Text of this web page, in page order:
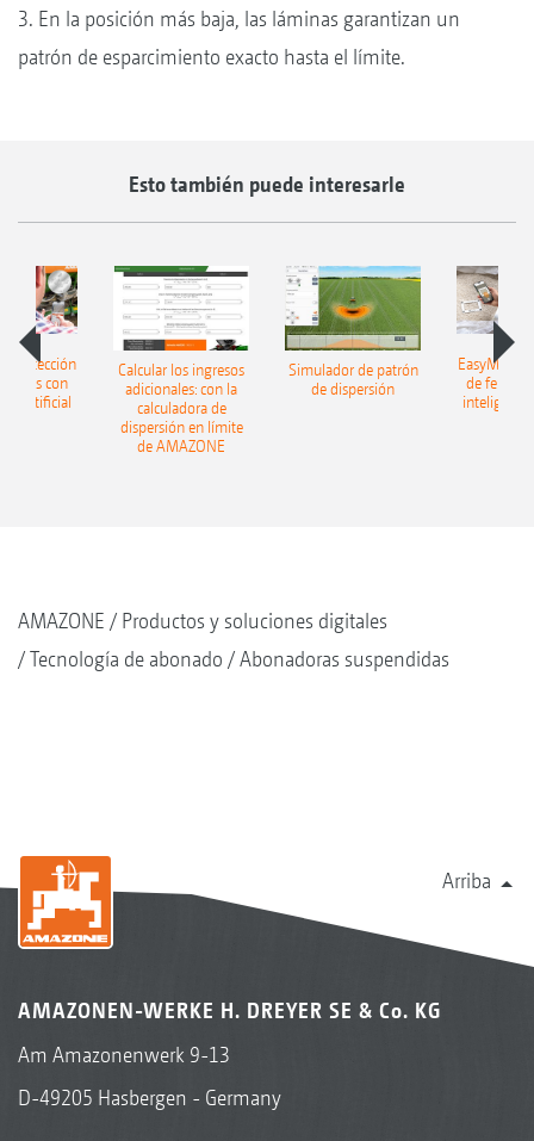
3. En la posición más baja, las láminas garantizan un
patrón de esparcimiento exacto hasta el límite.
Esto también puede interesarle
detección
con
artificial
Calcular los ingresos
adicionales: con la
calculadora de
dispersión en límite
de AMAZONE
Simulador de patrón
de dispersión
EasyMatch:
de
AMAZONE
Productos y soluciones digitales
Tecnología de abonado
Abonadoras suspendidas
Arriba
AMAZONEN-WERKE H. DREYER SE & Co. KG
Am Amazonenwerk 9-13
D-49205 Hasbergen - Germany